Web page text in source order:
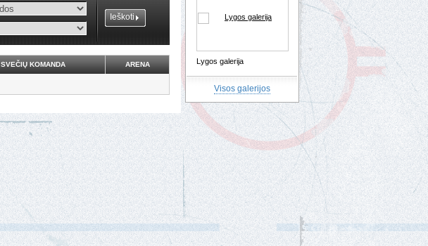
SVEČIŲ KOMANDA ARENA Lygos galerija
Visos galerijos